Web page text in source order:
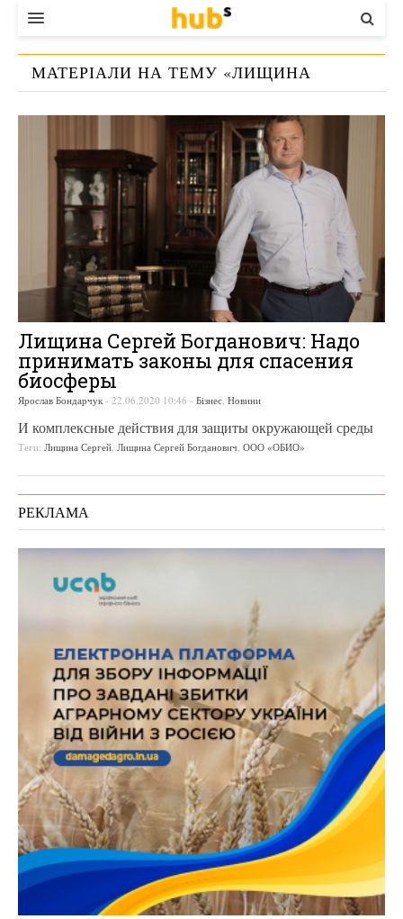
ВЛАДА
ЕКОНОМІКА
СТАРТЕР
КОНТАКТИ
МАТЕРІАЛИ НА ТЕМУ «ЛИЩИНА
Лищина Сергей Богданович: Надо
принимать законы для спасения
биосферы
Ярослав Бондарчук - 22.06.2020 10:46 - Бізнес Новини
И комплексные действия для защиты окружающей среды
Теги: Лищина Сергей Лищина Сергей Богданович ООО «ОБИО»
РЕКЛАМА